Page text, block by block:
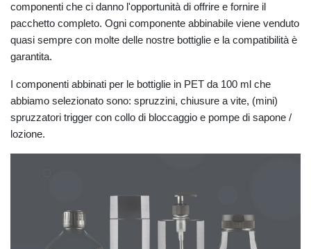
componenti che ci danno l'opportunità di offrire e fornire il
pacchetto completo. Ogni componente abbinabile viene venduto
quasi sempre con molte delle nostre bottiglie e la compatibilità è
garantita.
I componenti abbinati per le bottiglie in PET da 100 ml che
abbiamo selezionato sono: spruzzini, chiusure a vite, (mini)
spruzzatori trigger con collo di bloccaggio e pompe di sapone /
lozione.